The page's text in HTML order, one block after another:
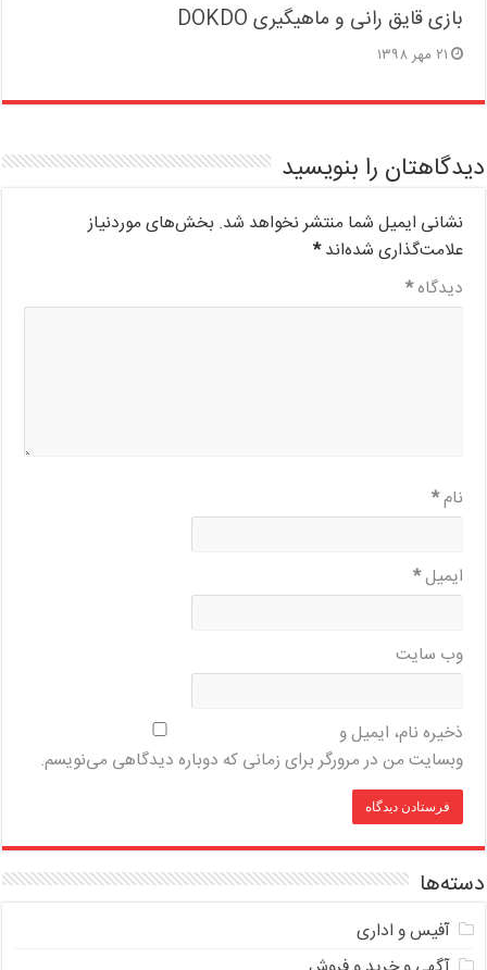
بازی قایق رانی و ماهیگیری DOKDO
۲۱ مهر ۱۳۹۸
دیدگاهتان را بنویسید
نشانی ایمیل شما منتشر نخواهد شد. بخش‌های موردنیاز
علامت‌گذاری شده‌اند*
دیدگاه*
نام*
ایمیل*
وب‌ سایت
ذخیره نام، ایمیل و
وبسایت من در مرورگر برای زمانی که دوباره دیدگاهی می‌نویسم.
دسته‌ها
آفیس و اداری